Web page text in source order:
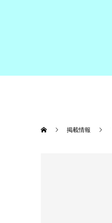
掲載情報